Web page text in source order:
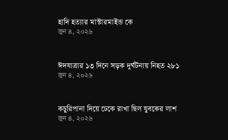
হাদি হত্যার মাস্টারমাইন্ড কে
জুন ৪, ২০২৬
ঈদযাত্রার ১৩ দিনে সড়ক দুর্ঘটনায় নিহত ২৮১
জুন ৪, ২০২৬
কচুরিপানা দিয়ে ঢেকে রাখা ছিল যুবকের লাশ
জুন ৪, ২০২৬